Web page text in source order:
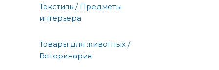
Текстиль / Предметы
интерьера
Товары для животных /
Ветеринария